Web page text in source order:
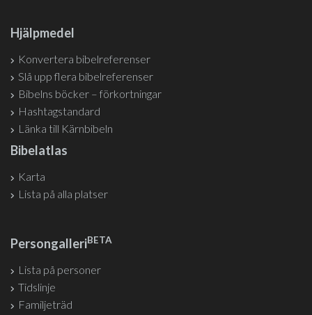
Hjälpmedel
Konvertera bibelreferenser
Slå upp flera bibelreferenser
Bibelns böcker – förkortningar
Hashtagstandard
Länka till Kärnbibeln
Bibelatlas
Karta
Lista på alla platser
PersongalleriBETA
Lista på personer
Tidslinje
Familjeträd